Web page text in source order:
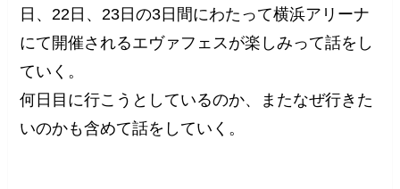
日、22日、23日の3日間にわたって横浜アリーナ
にて開催されるエヴァフェスが楽しみって話をし
ていく。
何日目に行こうとしているのか、またなぜ行きた
いのかも含めて話をしていく。